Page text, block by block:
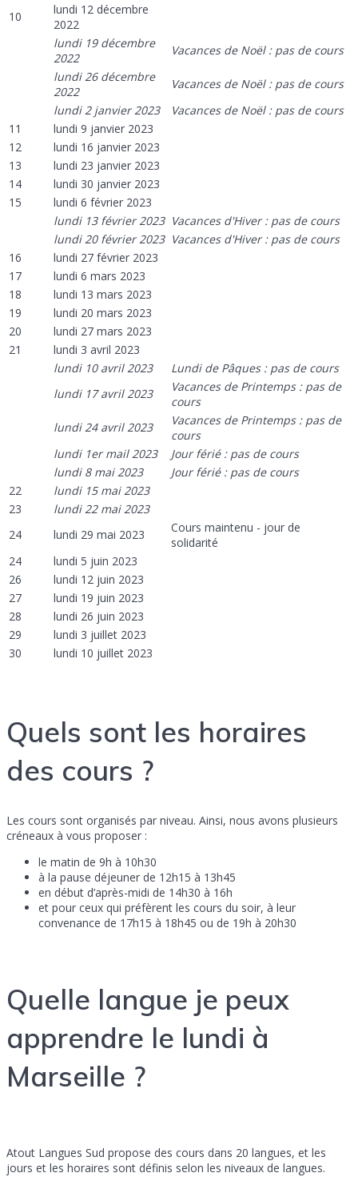
10
lundi 12 décembre
2022
lundi 19 décembre
2022
Vacances de Noël : pas de cours
lundi 26 décembre
2022
Vacances de Noël : pas de cours
lundi 2 janvier 2023
Vacances de Noël : pas de cours
11
lundi 9 janvier 2023
12
lundi 16 janvier 2023
13
lundi 23 janvier 2023
14
lundi 30 janvier 2023
15
lundi 6 février 2023
lundi 13 février 2023 Vacances d'Hiver : pas de cours
lundi 20 février 2023 Vacances d'Hiver : pas de cours
16
lundi 27 février 2023
17
lundi 6 mars 2023
18
lundi 13 mars 2023
19
lundi 20 mars 2023
20
lundi 27 mars 2023
21
lundi 3 avril 2023
lundi 10 avril 2023
Lundi de Pâques : pas de cours
lundi 17 avril 2023
Vacances de Printemps : pas de
cours
lundi 24 avril 2023
Vacances de Printemps : pas de
cours
lundi 1er mail 2023
Jour férié : pas de cours
lundi 8 mai 2023
Jour férié : pas de cours
22
lundi 15 mai 2023
23
lundi 22 mai 2023
24
lundi 29 mai 2023
Cours maintenu - jour de
solidarité
24
lundi 5 juin 2023
26
lundi 12 juin 2023
27
lundi 19 juin 2023
28
lundi 26 juin 2023
29
lundi 3 juillet 2023
30
lundi 10 juillet 2023
Quels sont les horaires
des cours ?
Les cours sont organisés par niveau. Ainsi, nous avons plusieurs
créneaux à vous proposer :
le matin de 9h à 10h30
à la pause déjeuner de 12h15 à 13h45
en début d’après-midi de 14h30 à 16h
et pour ceux qui préfèrent les cours du soir, à leur
convenance de 17h15 à 18h45 ou de 19h à 20h30
Quelle langue je peux
apprendre le lundi à
Marseille ?
Atout Langues Sud propose des cours dans 20 langues, et les
jours et les horaires sont définis selon les niveaux de langues.